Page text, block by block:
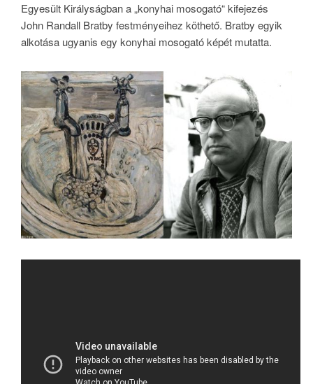
Egyesült Királyságban a „konyhai mosogató“ kifejezés
John Randall Bratby festményeihez köthető. Bratby egyik
alkotása ugyanis egy konyhai mosogató képét mutatta.